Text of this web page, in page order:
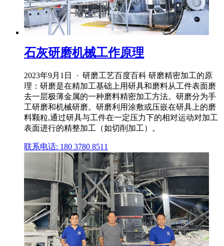
石灰研磨机械工作原理
2023年9月1日 · 研磨工艺百度百科 研磨精密加工的原
理：研磨是在精加工基础上用研具和磨料从工件表面磨
去一层极薄金属的一种磨料精密加工方法。研磨分为手
工研磨和机械研磨。研磨利用涂敷或压嵌在研具上的磨
料颗粒,通过研具与工件在一定压力下的相对运动对加工
表面进行的精整加工（如切削加工）。
联系电话: 180 3780 8511